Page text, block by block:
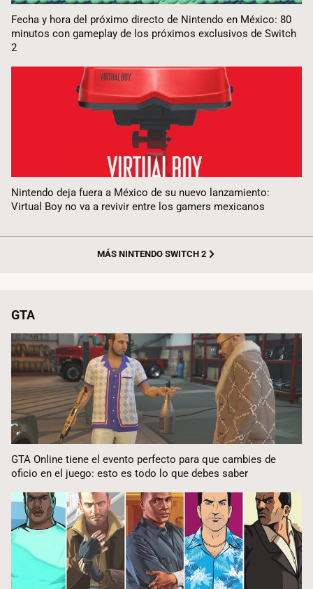
Fecha y hora del próximo directo de Nintendo en México: 80
minutos con gameplay de los próximos exclusivos de Switch
2
Nintendo deja fuera a México de su nuevo lanzamiento:
Virtual Boy no va a revivir entre los gamers mexicanos
MÁS NINTENDO SWITCH 2
GTA
GTA Online tiene el evento perfecto para que cambies de
oficio en el juego: esto es todo lo que debes saber